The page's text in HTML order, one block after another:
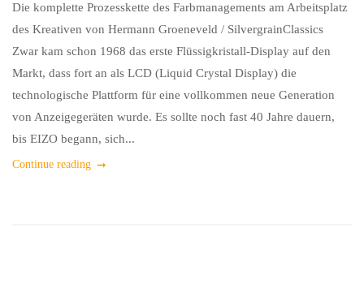
Die komplette Prozesskette des Farbmanagements am Arbeitsplatz
des Kreativen von Hermann Groeneveld / SilvergrainClassics
Zwar kam schon 1968 das erste Flüssigkristall-Display auf den
Markt, dass fort an als LCD (Liquid Crystal Display) die
technologische Plattform für eine vollkommen neue Generation
von Anzeigegeräten wurde. Es sollte noch fast 40 Jahre dauern,
bis EIZO begann, sich...
Continue reading